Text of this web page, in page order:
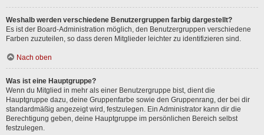
Weshalb werden verschiedene Benutzergruppen farbig dargestellt?
Es ist der Board-Administration möglich, den Benutzergruppen verschiedene
Farben zuzuteilen, so dass deren Mitglieder leichter zu identifizieren sind.
Nach oben
Was ist eine Hauptgruppe?
Wenn du Mitglied in mehr als einer Benutzergruppe bist, dient die
Hauptgruppe dazu, deine Gruppenfarbe sowie den Gruppenrang, der bei dir
standardmäßig angezeigt wird, festzulegen. Ein Administrator kann dir die
Berechtigung geben, deine Hauptgruppe im persönlichen Bereich selbst
festzulegen.